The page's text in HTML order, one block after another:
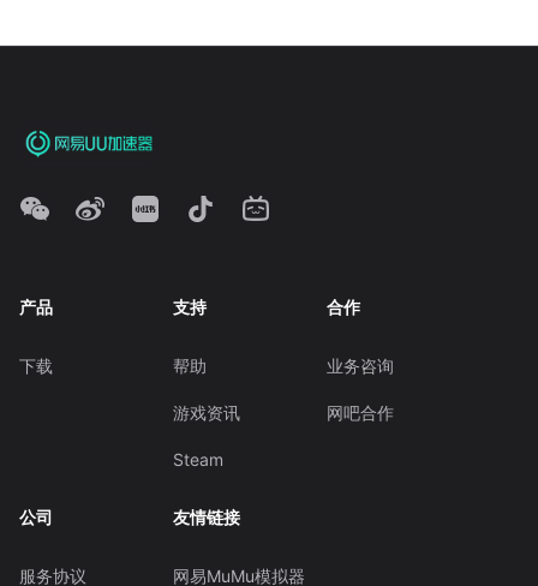
产品
下载
支持
帮助
游戏资讯
Steam
合作
业务咨询
网吧合作
公司
服务协议
友情链接
网易MuMu模拟器